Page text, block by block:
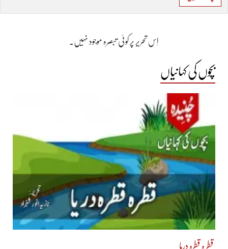
اِس تحریر پر کوئی تبصرہ موجود نہیں۔
بچوں کی کہانیاں
قطر ہ قطرہ دریا